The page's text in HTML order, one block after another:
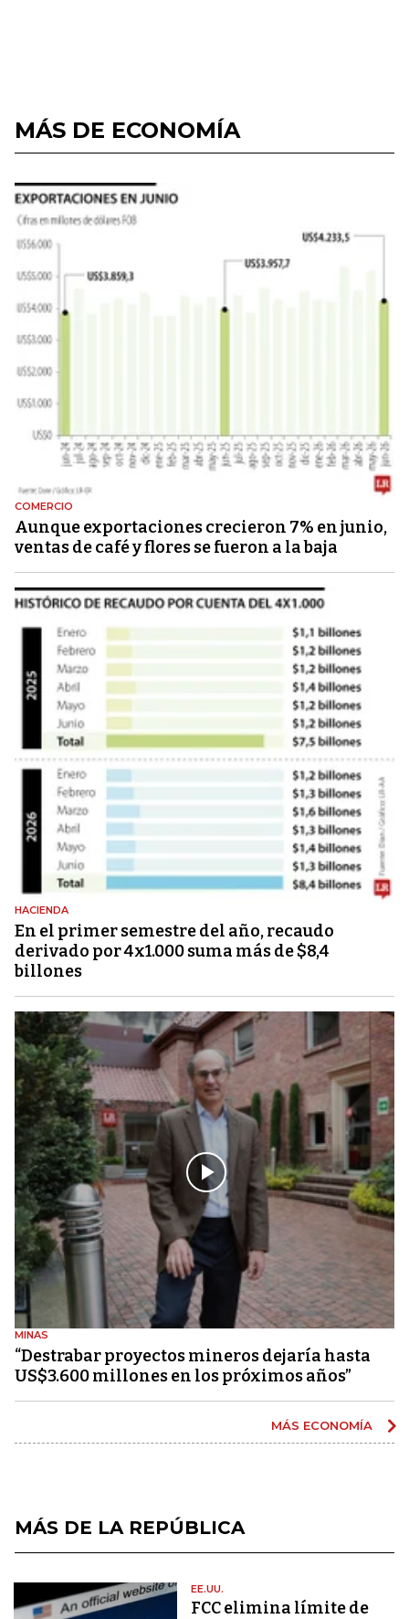
MÁS DE ECONOMÍA
COMERCIO
Aunque exportaciones crecieron 7% en junio,
ventas de café y flores se fueron a la baja
HACIENDA
En el primer semestre del año, recaudo
derivado por 4x1.000 suma más de $8,4
billones
MINAS
“Destrabar proyectos mineros dejaría hasta
US$3.600 millones en los próximos años”
MÁS ECONOMÍA
MÁS DE LA REPÚBLICA
EE.UU.
FCC elimina límite de